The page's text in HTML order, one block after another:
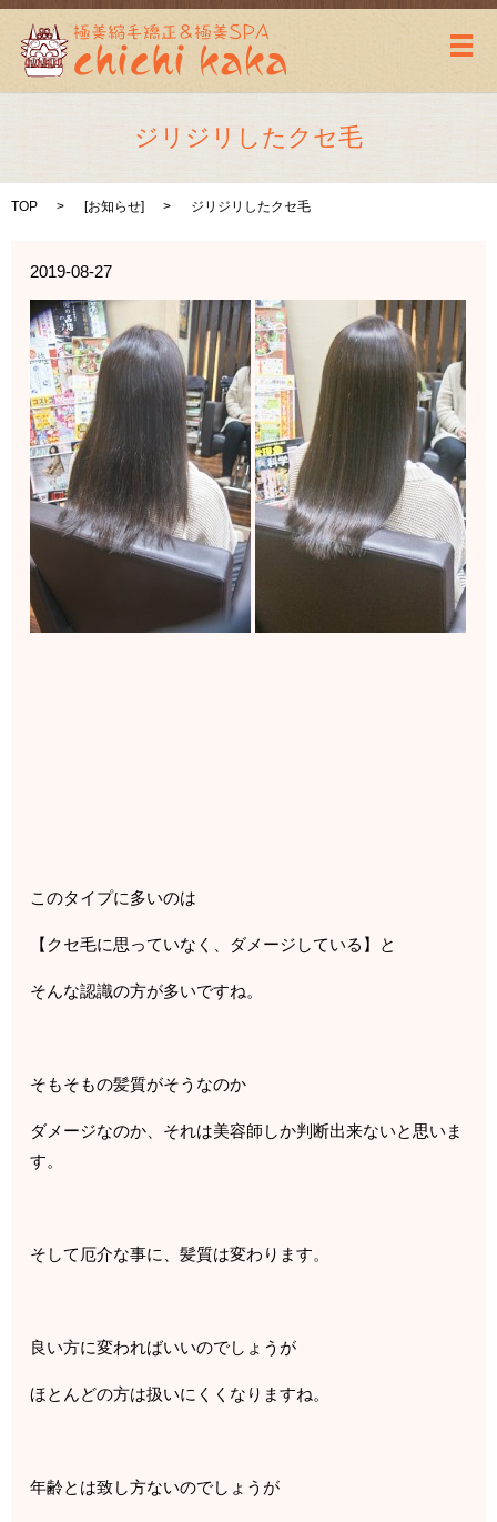
メ
ジリジリしたクセ毛
TOP [お知らせ] ジリジリしたクセ毛
2019-08-27
このタイプに多いのは
【クセ毛に思っていなく、ダメージしている】と
そんな認識の方が多いですね。
そもそもの髪質がそうなのか
ダメージなのか、それは美容師しか判断出来ないと思いま
す。
そして厄介な事に、髪質は変わります。
良い方に変わればいいのでしょうが
ほとんどの方は扱いにくくなりますね。
年齢とは致し方ないのでしょうが